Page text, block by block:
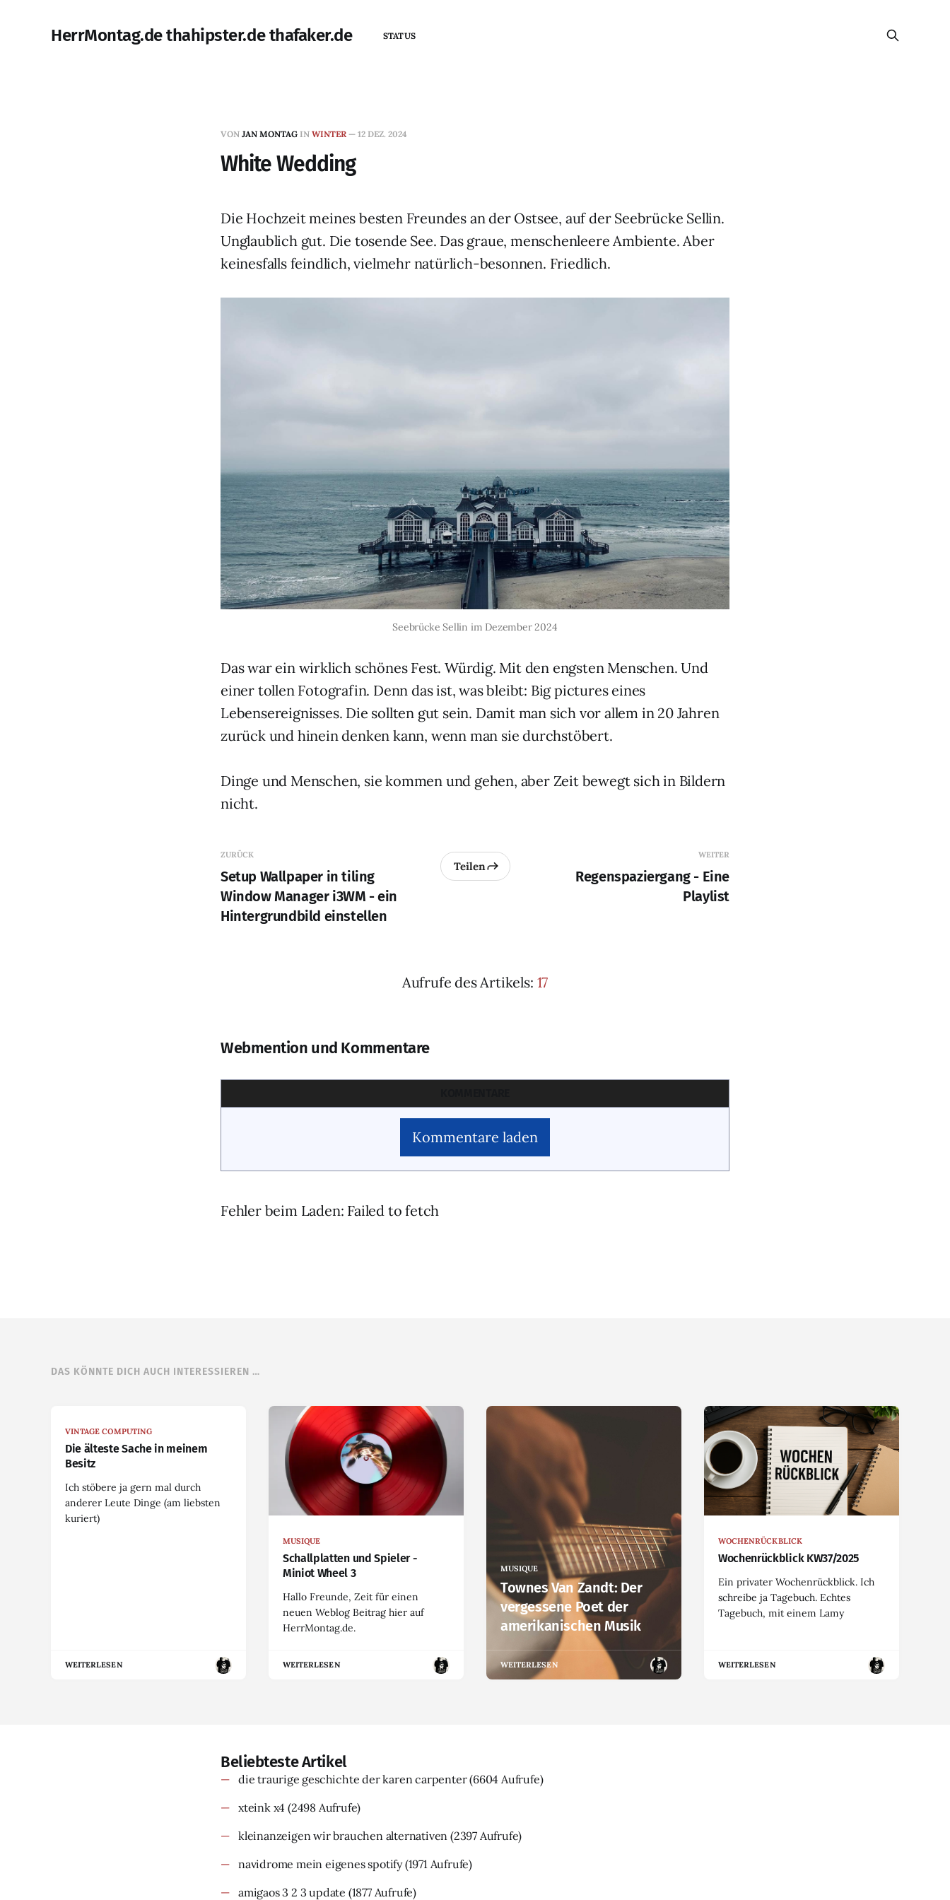
HerrMontag.de thahipster.de thafaker.de STATUS
VON JAN MONTAG IN WINTER — 12 DEZ. 2024
White Wedding
Die Hochzeit meines besten Freundes an der Ostsee, auf der Seebrücke Sellin.
Unglaublich gut. Die tosende See. Das graue, menschenleere Ambiente. Aber
keinesfalls feindlich, vielmehr natürlich-besonnen. Friedlich.
Seebrücke Sellin im Dezember 2024
Das war ein wirklich schönes Fest. Würdig. Mit den engsten Menschen. Und
einer tollen Fotografin. Denn das ist, was bleibt: Big pictures eines
Lebensereignisses. Die sollten gut sein. Damit man sich vor allem in 20 Jahren
zurück und hinein denken kann, wenn man sie durchstöbert.
Dinge und Menschen, sie kommen und gehen, aber Zeit bewegt sich in Bildern
nicht.
ZURÜCK
Setup Wallpaper in tiling
Window Manager i3WM - ein
Hintergrundbild einstellen
Teilen
WEITER
Regenspaziergang - Eine
Playlist
Aufrufe des Artikels: 17
Webmention und Kommentare
Kommentare laden
Fehler beim Laden: Failed to fetch
DAS KÖNNTE DICH AUCH INTERESSIEREN …
VINTAGE COMPUTING
Die älteste Sache in meinem
Besitz
Ich stöbere ja gern mal durch
anderer Leute Dinge (am liebsten
kuriert)
WEITERLESEN
MUSIQUE
Schallplatten und Spieler -
Miniot Wheel 3
Hallo Freunde, Zeit für einen
neuen Weblog Beitrag hier auf
HerrMontag.de.
WEITERLESEN
MUSIQUE
Townes Van Zandt: Der
vergessene Poet der
amerikanischen Musik
WEITERLESEN
WOCHENRÜCKBLICK
Wochenrückblick KW37/2025
Ein privater Wochenrückblick. Ich
schreibe ja Tagebuch. Echtes
Tagebuch, mit einem Lamy
WEITERLESEN
Beliebteste Artikel
die traurige geschichte der karen carpenter(6604 Aufrufe)
xteink x4 (2498 Aufrufe)
kleinanzeigen wir brauchen alternativen (2397 Aufrufe)
navidrome mein eigenes spotify(1971 Aufrufe)
amigaos 3 2 3 update (1877 Aufrufe)